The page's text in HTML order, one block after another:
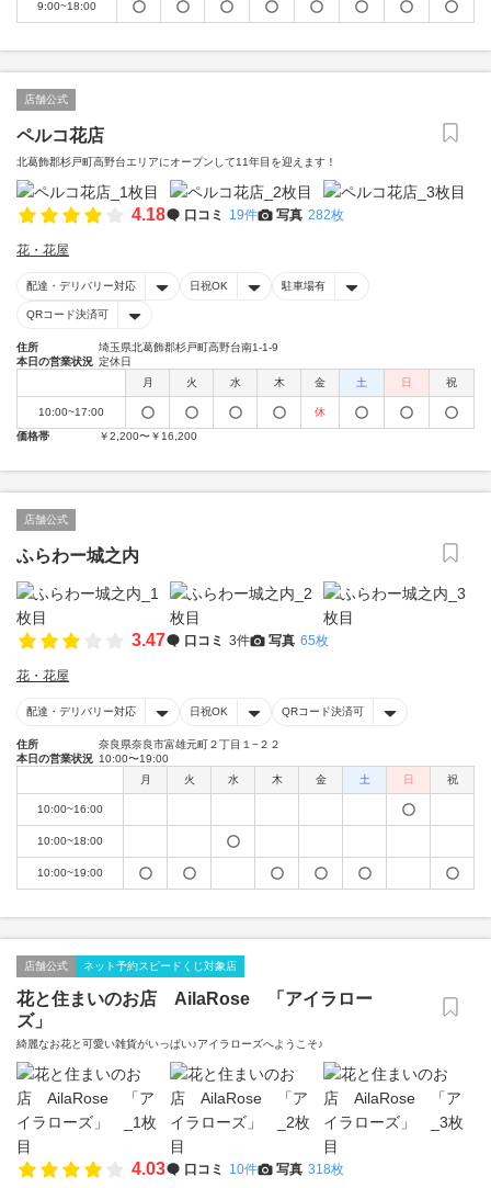
9:00~18:00
店舗公式
ペルコ花店
北葛飾郡杉戸町高野台エリアにオープンして11年目を迎えます！
4.18 口コミ 19件 写真 282枚
花・花屋
配達・デリバリー対応 日祝OK 駐車場有
QRコード決済可
住所
埼玉県北葛飾郡杉戸町高野台南1-1-9
本日の営業状況 定休日
月
火 水 木 金 土 日 祝
10:00~17:00
休
価格帯
￥2,200〜￥16,200
店舗公式
ふらわー城之内
3.47 口コミ 3件 写真 65枚
花・花屋
配達・デリバリー対応 日祝OK QRコード決済可
住所
奈良県奈良市富雄元町２丁目１−２２
本日の営業状況 10:00〜19:00
月
火 水 木 金 土 日 祝
10:00~16:00
10:00~18:00
10:00~19:00
店舗公式 ネット予約スピードくじ対象店
花と住まいのお店 AilaRose 「アイラロー
ズ」
綺麗なお花と可愛い雑貨がいっぱい♪アイラローズへようこそ♪
4.03 口コミ 10件 写真 318枚